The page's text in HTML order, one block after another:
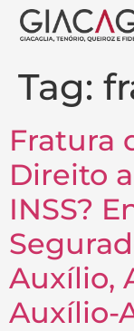
Tag:
Fratura
Direito
INSS?
Auxílio,
Auxílio-